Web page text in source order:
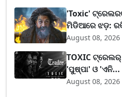
'Toxic'
ମିଡିଆରେ ଝଡ଼:
August 08, 2026
TOXIC
'ପୁଷ୍ପା' ଓ 'ଏନି...
August 08, 2026